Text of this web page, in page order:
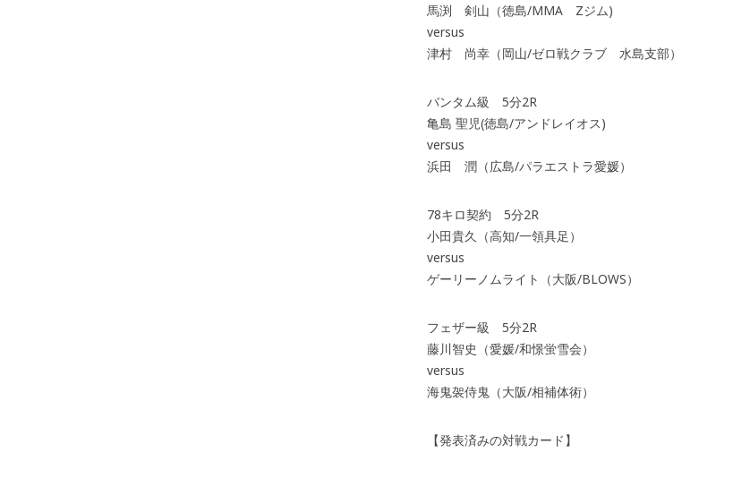
馬渕 剣山（徳島/MMA Zジム)
versus
津村 尚幸（岡山/ゼロ戦クラブ 水島支部）
バンタム級 5分2R
亀島 聖児(徳島/アンドレイオス)
versus
浜田 潤（広島/パラエストラ愛媛）
78キロ契約 5分2R
小田貴久（高知/一領具足）
versus
ゲーリーノムライト（大阪/BLOWS）
フェザー級 5分2R
藤川智史（愛媛/和憬蛍雪会）
versus
海鬼袈侍鬼（大阪/相補体術）
【発表済みの対戦カード】